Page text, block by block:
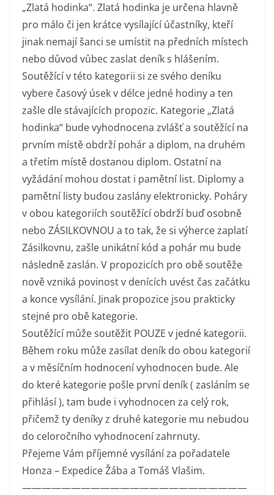
„Zlatá hodinka“. Zlatá hodinka je určena hlavně
pro málo či jen krátce vysílající účastníky, kteří
jinak nemají šanci se umístit na předních místech
nebo důvod vůbec zaslat deník s hlášením.
Soutěžící v této kategorii si ze svého deníku
vybere časový úsek v délce jedné hodiny a ten
zašle dle stávajících propozic. Kategorie „Zlatá
hodinka“ bude vyhodnocena zvlášť a soutěžící na
prvním místě obdrží pohár a diplom, na druhém
a třetím místě dostanou diplom. Ostatní na
vyžádání mohou dostat i pamětní list. Diplomy a
pamětní listy budou zaslány elektronicky. Poháry
v obou kategoriích soutěžící obdrží buď osobně
nebo ZÁSILKOVNOU a to tak, že si výherce zaplatí
Zásilkovnu, zašle unikátní kód a pohár mu bude
následně zaslán. V propozicích pro obě soutěže
nově vzniká povinost v denících uvést čas začátku
a konce vysílání. Jinak propozice jsou prakticky
stejné pro obě kategorie.
Soutěžící může soutěžit POUZE v jedné kategorii.
Během roku může zasílat deník do obou kategorií
a v měsíčním hodnocení vyhodnocen bude. Ale
do které kategorie pošle první deník ( zasláním se
přihlásí ), tam bude i vyhodnocen za celý rok,
přičemž ty deníky z druhé kategorie mu nebudou
do celoročního vyhodnocení zahrnuty.
Přejeme Vám příjemné vysílání za pořadatele
Honza – Expedice Žába a Tomáš Vlašim.
———————————————————————